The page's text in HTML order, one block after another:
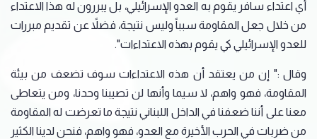
أي اعتداء سافر يقوم به العدو الإسرائيلي، بل يبررون له هذا الاعتداء
من خلال جعل المقاومة سبباً وليس نتيجة، فضلاً عن تقديم مبررات
للعدو الإسرائيلي كي يقوم بهذه الاعتداءات".
وقال :" إن من يعتقد أن هذه الاعتداءات سوف تضعف من بيئة
المقاومة، فهو واهم، لا سيما وأنها لن تصيبنا وحدنا، ومن يتعاطى
معنا على أننا ضعفنا في الداخل اللبناني نتيجة ما تعرضت له المقاومة
من ضربات في الحرب الأخيرة مع العدو، فهو واهم، فنحن لدينا الكثير